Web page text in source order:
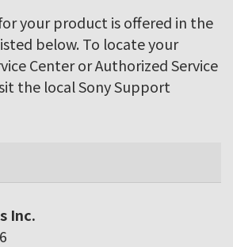
your product is offered in the
below. To locate your
Center or Authorized Service
the local Sony Support
Inc.